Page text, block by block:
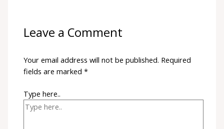
Leave a Comment
Your email address will not be published. Required
fields are marked*
Type here..